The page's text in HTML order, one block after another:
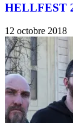
HELLFEST
12 octobre 2018